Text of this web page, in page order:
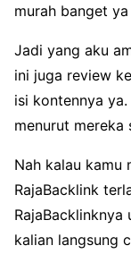
murah banget
Jadi yang aku
ini juga review
isi kontennya
menurut mereka
Nah kalau kamu
RajaBacklink
kalian langsung